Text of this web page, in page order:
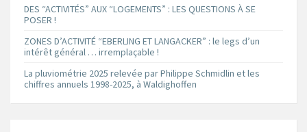
DES “ACTIVITÉS” AUX “LOGEMENTS” : LES QUESTIONS À SE
POSER !
ZONES D’ACTIVITÉ “EBERLING ET LANGACKER” : le legs d’un
intérêt général … irremplaçable !
La pluviométrie 2025 relevée par Philippe Schmidlin et les
chiffres annuels 1998-2025, à Waldighoffen